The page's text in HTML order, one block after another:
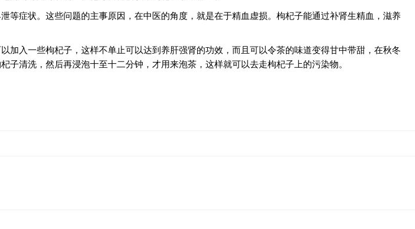
症状。这些问题的主事原因，在中医的角度，就是在于精血虚损。枸杞子能通过补肾生精血，滋养
入一些枸杞子，这样不单止可以达到养肝强肾的功效，而且可以令茶的味道变得甘中带甜，在秋冬
清洗，然后再浸泡十至十二分钟，才用来泡茶，这样就可以去走枸杞子上的污染物。